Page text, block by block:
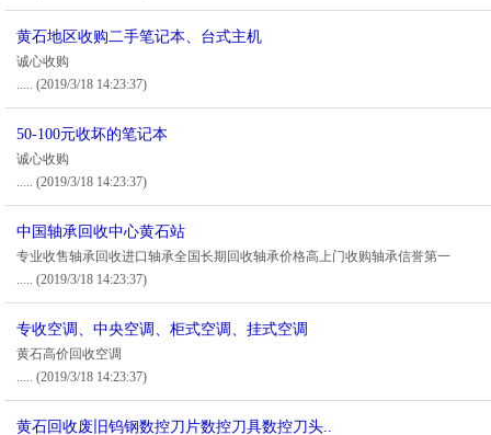
黄石地区收购二手笔记本、台式主机
诚心收购
..... (2019/3/18 14:23:37)
50-100元收坏的笔记本
诚心收购
..... (2019/3/18 14:23:37)
中国轴承回收中心黄石站
专业收售轴承回收进口轴承全国长期回收轴承价格高上门收购轴承信誉第一
..... (2019/3/18 14:23:37)
专收空调、中央空调、柜式空调、挂式空调
黄石高价回收空调
..... (2019/3/18 14:23:37)
黄石回收废旧钨钢数控刀片数控刀具数控刀头..